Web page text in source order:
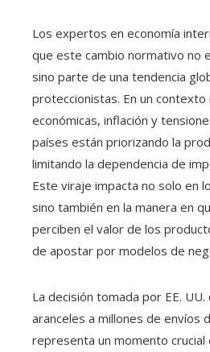
Los expertos en economía
que este cambio normativo no
sino parte de una tendencia
proteccionistas. En un
económicas, inflación y
países están priorizando la
limitando la dependencia de
Este viraje impacta no solo en
sino también en la manera en
perciben el valor de los
de apostar por modelos de
La decisión tomada por EE.
aranceles a millones de envíos
representa un momento crucial